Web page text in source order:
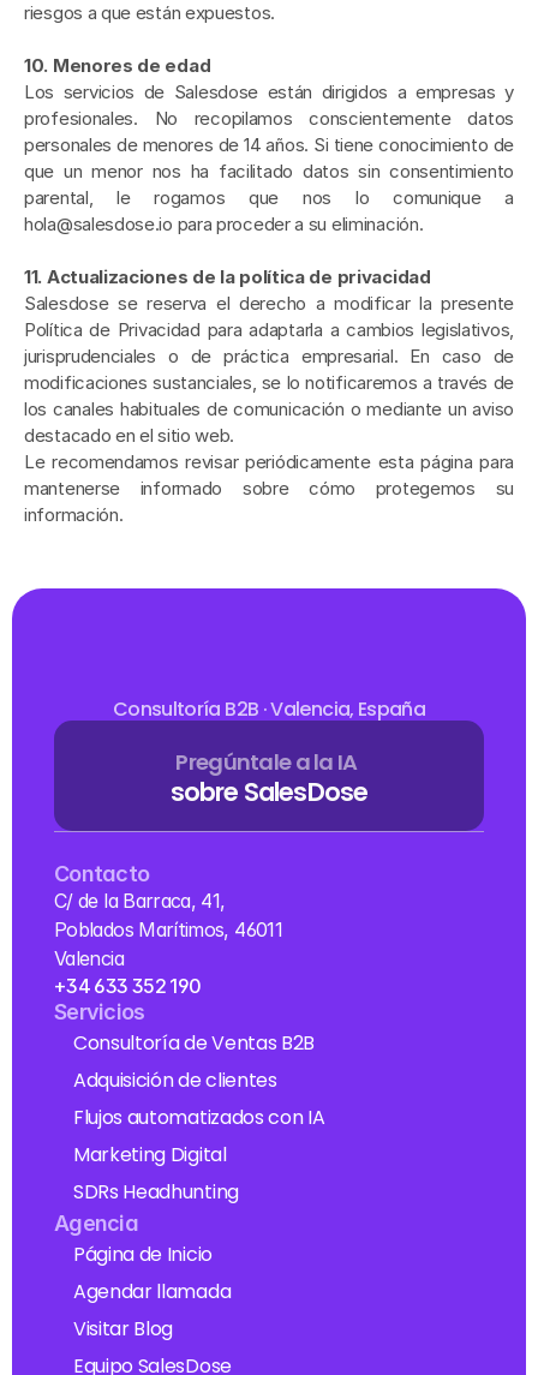
riesgos a que están expuestos.
10. Menores de edad
Los servicios de Salesdose están dirigidos a empresas y
profesionales. No recopilamos conscientemente datos
personales de menores de 14 años. Si tiene conocimiento de
que un menor nos ha facilitado datos sin consentimiento
parental, le rogamos que nos lo comunique a
hola@salesdose.io para proceder a su eliminación.
11. Actualizaciones de la política de privacidad
Salesdose se reserva el derecho a modificar la presente
Política de Privacidad para adaptarla a cambios legislativos,
jurisprudenciales o de práctica empresarial. En caso de
modificaciones sustanciales, se lo notificaremos a través de
los canales habituales de comunicación o mediante un aviso
destacado en el sitio web.
Le recomendamos revisar periódicamente esta página para
mantenerse informado sobre cómo protegemos su
información.
Consultoría B2B · Valencia, España
Pregúntale a la IA
sobre SalesDose
Contacto
C/ de la Barraca, 41,
Poblados Marítimos, 46011
Valencia
+34 633 352 190
Servicios
Consultoría de Ventas B2B
Adquisición de clientes
Flujos automatizados con IA
Marketing Digital
SDRs Headhunting
Agencia
Página de Inicio
Agendar llamada
Visitar Blog
Equipo SalesDose